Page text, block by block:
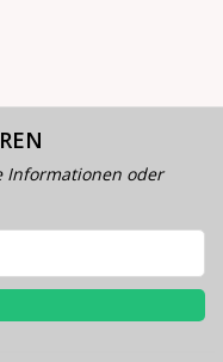
Informationen oder